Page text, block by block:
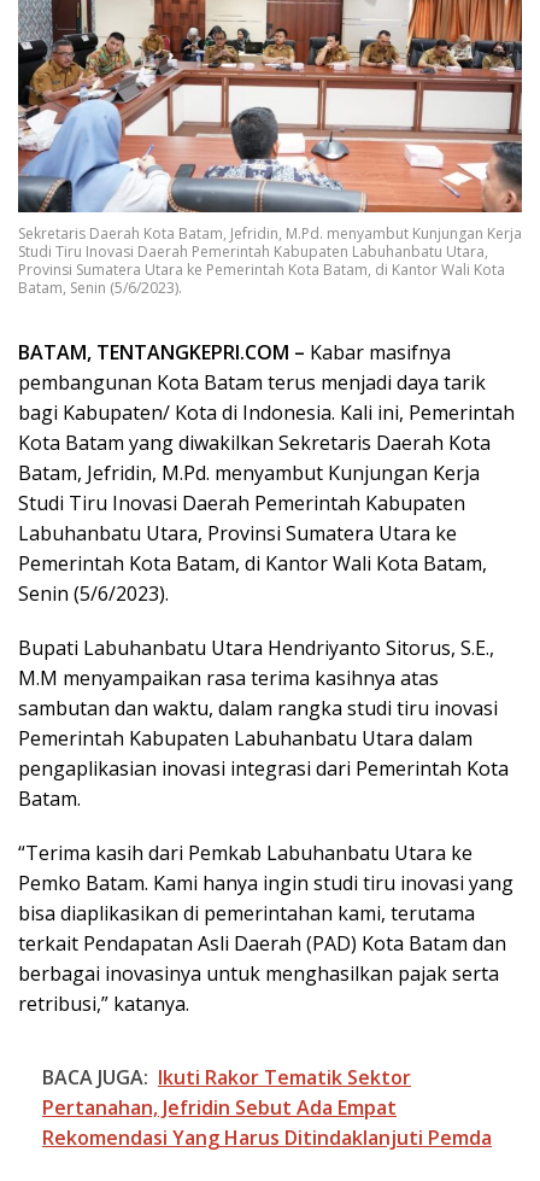
Sekretaris Daerah Kota Batam, Jefridin, M.Pd. menyambut Kunjungan Kerja
Studi Tiru Inovasi Daerah Pemerintah Kabupaten Labuhanbatu Utara,
Provinsi Sumatera Utara ke Pemerintah Kota Batam, di Kantor Wali Kota
Batam, Senin (5/6/2023).
BATAM, TENTANGKEPRI.COM – Kabar masifnya
pembangunan Kota Batam terus menjadi daya tarik
bagi Kabupaten/ Kota di Indonesia. Kali ini, Pemerintah
Kota Batam yang diwakilkan Sekretaris Daerah Kota
Batam, Jefridin, M.Pd. menyambut Kunjungan Kerja
Studi Tiru Inovasi Daerah Pemerintah Kabupaten
Labuhanbatu Utara, Provinsi Sumatera Utara ke
Pemerintah Kota Batam, di Kantor Wali Kota Batam,
Senin (5/6/2023).
Bupati Labuhanbatu Utara Hendriyanto Sitorus, S.E.,
M.M menyampaikan rasa terima kasihnya atas
sambutan dan waktu, dalam rangka studi tiru inovasi
Pemerintah Kabupaten Labuhanbatu Utara dalam
pengaplikasian inovasi integrasi dari Pemerintah Kota
Batam.
“Terima kasih dari Pemkab Labuhanbatu Utara ke
Pemko Batam. Kami hanya ingin studi tiru inovasi yang
bisa diaplikasikan di pemerintahan kami, terutama
terkait Pendapatan Asli Daerah (PAD) Kota Batam dan
berbagai inovasinya untuk menghasilkan pajak serta
retribusi,” katanya.
BACA JUGA: Ikuti Rakor Tematik Sektor
Pertanahan, Jefridin Sebut Ada Empat
Rekomendasi Yang Harus Ditindaklanjuti Pemda